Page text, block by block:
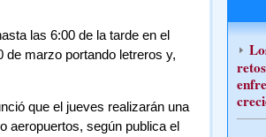
las 6:00 de la tarde en el
de marzo portando letreros y,
que el jueves realizarán una
aeropuertos, según publica el